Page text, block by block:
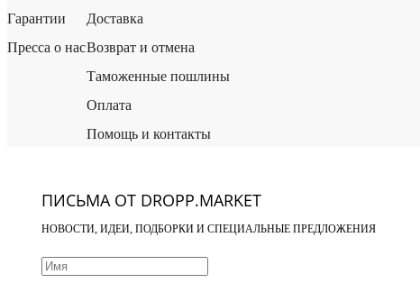
Гарантии
Пресса о нас
Доставка
Возврат и отмена
Таможенные пошлины
Оплата
Помощь и контакты
ПИСЬМА ОТ DROPP.MARKET
НОВОСТИ, ИДЕИ, ПОДБОРКИ И СПЕЦИАЛЬНЫЕ ПРЕДЛОЖЕНИЯ